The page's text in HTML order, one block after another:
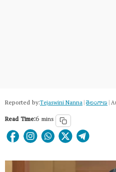
Reported by:Tejaswini Nanna|తెలంగాణ‌|
Read Time:6 mins